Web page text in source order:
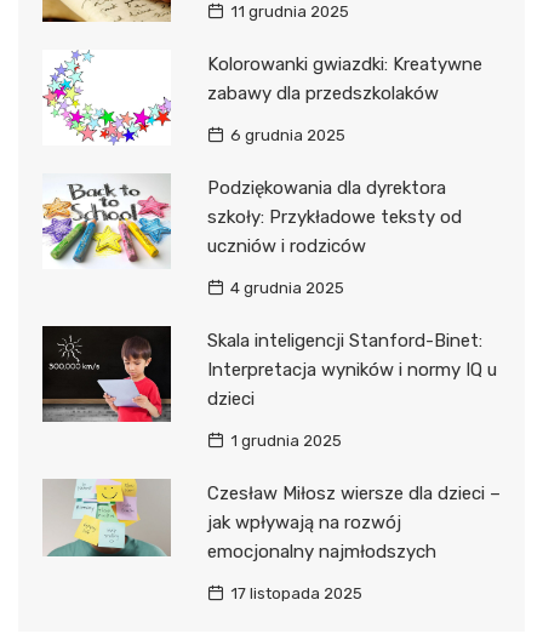
11 grudnia 2025
Kolorowanki gwiazdki: Kreatywne
zabawy dla przedszkolaków
6 grudnia 2025
Podziękowania dla dyrektora
szkoły: Przykładowe teksty od
uczniów i rodziców
4 grudnia 2025
Skala inteligencji Stanford-Binet:
Interpretacja wyników i normy IQ u
dzieci
1 grudnia 2025
Czesław Miłosz wiersze dla dzieci –
jak wpływają na rozwój
emocjonalny najmłodszych
17 listopada 2025